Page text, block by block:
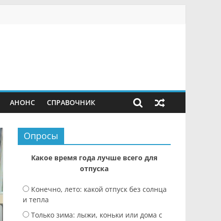
АНОНС СПРАВОЧНИК
Опросы
Какое время года лучше всего для
отпуска
Конечно, лето: какой отпуск без солнца
и тепла
Только зима: лыжи, коньки или дома с